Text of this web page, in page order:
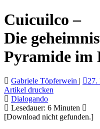
Cuicuilco –
Die
Pyramide im
Gabriele Töpferwein | 27.
Artikel drucken
Dialogando
Lesedauer: 6 Minuten
[Download nicht gefunden.]